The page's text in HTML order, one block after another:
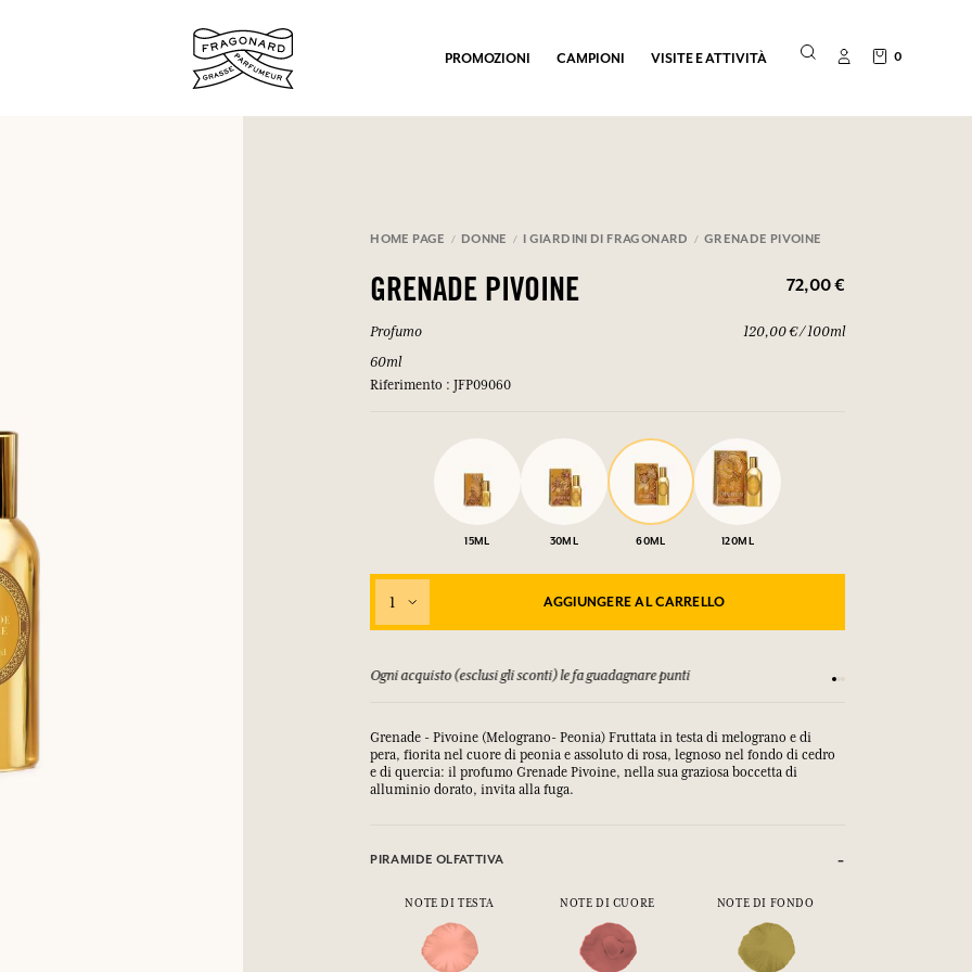
punti e ricevere regali.
punti e ricevere regali.
punti e ricevere regali.
punti e ricevere regali.
punti e ricevere regali.
PROMOZIONI CAMPIONI VISITE E ATTIVITÀ 0
HOME PAGE DONNE I GIARDINI DI FRAGONARD GRENADE PIVOINE
GRENADE PIVOINE 72,00 €
Profumo
60ml
Riferimento : JFP09060
120,00 € / 100ml
15ML 30ML 60ML 120ML
1 AGGIUNGERE AL CARRELLO
fino a 15 giorni Ogni acquisto (esclusi gli sconti) le fa guadagnare punti
Grenade - Pivoine (Melograno- Peonia) Fruttata in testa di melograno e di
pera, fiorita nel cuore di peonia e assoluto di rosa, legnoso nel fondo di cedro
e di quercia:il profumo Grenade Pivoine, nella sua graziosa boccetta di
alluminio dorato, invita alla fuga.
PIRAMIDE OLFATTIVA
NOTE DI TESTA NOTE DI CUORE NOTE DI FONDO